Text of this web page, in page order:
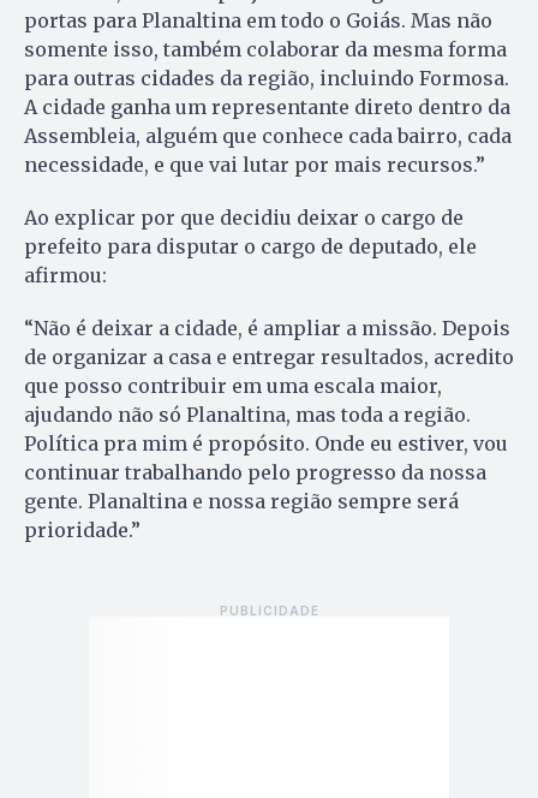
portas para Planaltina em todo o Goiás. Mas não
somente isso, também colaborar da mesma forma
para outras cidades da região, incluindo Formosa.
A cidade ganha um representante direto dentro da
Assembleia, alguém que conhece cada bairro, cada
necessidade, e que vai lutar por mais recursos.”
Ao explicar por que decidiu deixar o cargo de
prefeito para disputar o cargo de deputado, ele
afirmou:
“Não é deixar a cidade, é ampliar a missão. Depois
de organizar a casa e entregar resultados, acredito
que posso contribuir em uma escala maior,
ajudando não só Planaltina, mas toda a região.
Política pra mim é propósito. Onde eu estiver, vou
continuar trabalhando pelo progresso da nossa
gente. Planaltina e nossa região sempre será
prioridade.”